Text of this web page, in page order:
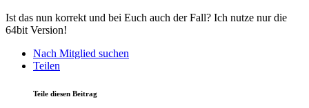
Ist das nun korrekt und bei Euch auch der Fall? Ich nutze nur die
64bit Version!
Nach Mitglied suchen
Teilen
Teile diesen Beitrag